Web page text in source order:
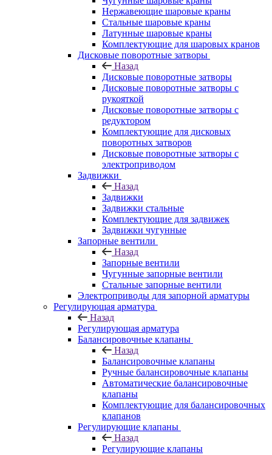
Нержавеющие шаровые краны
Стальные шаровые краны
Латунные шаровые краны
Комплектующие для шаровых кранов
Дисковые поворотные затворы
Назад
Дисковые поворотные затворы
Дисковые поворотные затворы с
рукояткой
Дисковые поворотные затворы с
редуктором
Комплектующие для дисковых
поворотных затворов
Дисковые поворотные затворы с
электроприводом
Задвижки
Назад
Задвижки
Задвижки стальные
Комплектующие для задвижек
Задвижки чугунные
Запорные вентили
Назад
Запорные вентили
Чугунные запорные вентили
Стальные запорные вентили
Электроприводы для запорной арматуры
Регулирующая арматура
Назад
Регулирующая арматура
Балансировочные клапаны
Назад
Балансировочные клапаны
Ручные балансировочные клапаны
Автоматические балансировочные
клапаны
Комплектующие для балансировочных
клапанов
Регулирующие клапаны
Назад
Регулирующие клапаны